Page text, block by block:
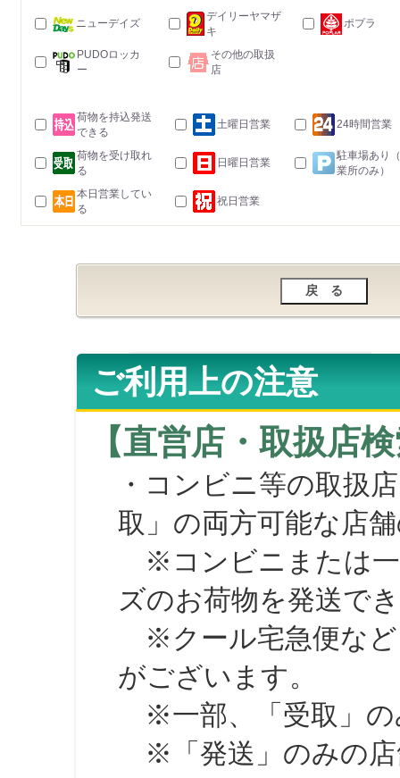
ニューデイズ
デイリーヤマザ
キ
ポプラ
PUDOロッカ
ー
その他の取扱
店
荷物を持込発送
できる
土曜日営業 24時間営業
荷物を受け取れ
る
日曜日営業
駐車場あり
業所のみ）
本日営業してい
る
祝日営業
ご利用上の注意
【直営店・取扱店
・コンビニ等の取扱
取」の両方可能な店
※コンビニまたは一
ズのお荷物を発送で
※クール宅急便など
がございます。
※一部、「受取」の
※「発送」のみの店